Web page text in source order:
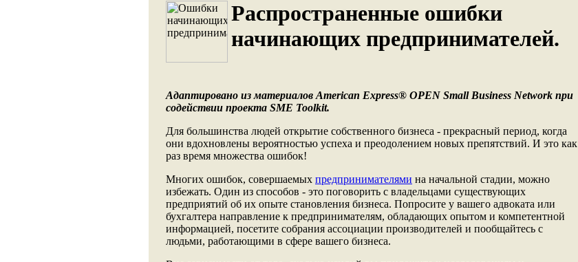
Распространенные ошибки
начинающих предпринимателей.
Адаптировано из материалов American Express® OPEN Small Business Network при
содействии проекта SME Toolkit.
Для большинства людей открытие собственного бизнеса - прекрасный период, когда
они вдохновлены вероятностью успеха и преодолением новых препятствий. И это как
раз время множества ошибок!
Многих ошибок, совершаемых предпринимателями на начальной стадии, можно
избежать. Один из способов - это поговорить с владельцами существующих
предприятий об их опыте становления бизнеса. Попросите у вашего адвоката или
бухгалтера направление к предпринимателям, обладающих опытом и компетентной
информацией, посетите собрания ассоциации производителей и пообщайтесь с
людьми, работающими в сфере вашего бизнеса.